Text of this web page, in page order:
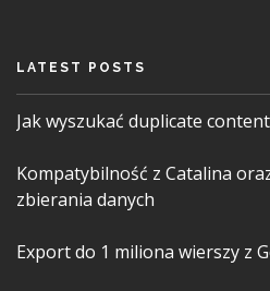
LATEST POSTS
Jak wyszukać duplicate
Kompatybilność z Catalina
zbierania danych
Export do 1 miliona wierszy z